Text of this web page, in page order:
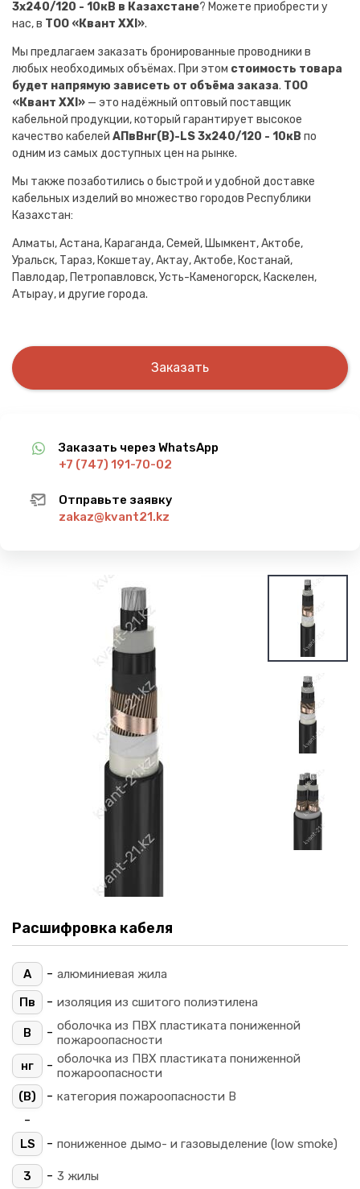
3х240/120 - 10кВ в Казахстане? Можете приобрести у
нас, в ТОО «Квант XXI».
Мы предлагаем заказать бронированные проводники в
любых необходимых объёмах. При этом стоимость товара
будет напрямую зависеть от объёма заказа. ТОО
«Квант XXI» — это надёжный оптовый поставщик
кабельной продукции, который гарантирует высокое
качество кабелей АПвВнг(B)-LS 3х240/120 - 10кВ по
одним из самых доступных цен на рынке.
Мы также позаботились о быстрой и удобной доставке
кабельных изделий во множество городов Республики
Казахстан:
Алматы, Астана, Караганда, Семей, Шымкент, Актобе,
Уральск, Тараз, Кокшетау, Актау, Актобе, Костанай,
Павлодар, Петропавловск, Усть-Каменогорск, Каскелен,
Атырау, и другие города.
Заказать
Заказать через WhatsApp
+7 (747) 191-70-02
Отправьте заявку
zakaz@kvant21.kz
Расшифровка кабеля
А - алюминиевая жила
Пв
- изоляция из сшитого полиэтилена
В - оболочка из ПВХ пластиката пониженной
пожароопасности
нг
- оболочка из ПВХ пластиката пониженной
пожароопасности
(B)
- категория пожароопасности B
-
LS - пониженное дымо- и газовыделение (low smoke)
3 - 3 жилы